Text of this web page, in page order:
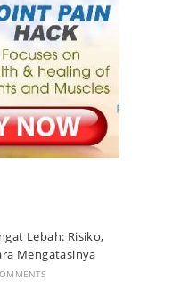
Lebah: Risiko,
Mengatasinya